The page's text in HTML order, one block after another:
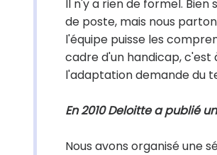
Il n'y a rien de formel.
de poste, mais nous
l'équipe puisse les
cadre d'un handicap, c'est
l'adaptation demande du
En 2010 Deloitte a publié
Nous avons organisé une